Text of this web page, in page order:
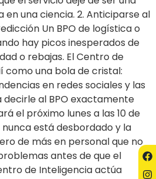
una ciencia. 2. Anticiparse al
Un BPO de logística o
hay picos inesperados de
o rebajas. El Centro de
como una bola de cristal:
en redes sociales y las
al BPO exactamente
el próximo lunes a las 10 de
nunca está desbordado y la
de más en personal que no
antes de que el
de Inteligencia actúa